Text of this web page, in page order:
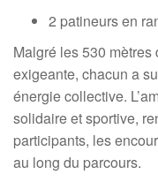
2 patineurs en
Malgré les 530
exigeante, chacun a
énergie collective.
solidaire et sportive,
participants, les
au long du parcours.